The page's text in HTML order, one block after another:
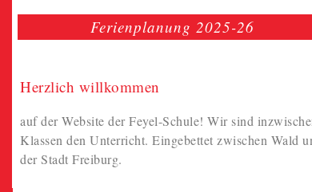
Ferienplanung 2025-26
Herzlich willkommen
auf der Website der Feyel-Schule! Wir sind
Klassen den Unterricht. Eingebettet zwischen Wald
der Stadt Freiburg.